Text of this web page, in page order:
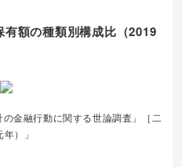
額の種類別構成比（2019
金融行動に関する世論調査」［二
）」